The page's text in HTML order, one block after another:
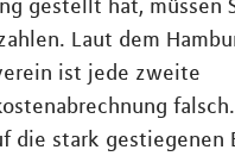
gestellt hat, müssen
Laut dem
ist jede zweite
die stark gestiegenen